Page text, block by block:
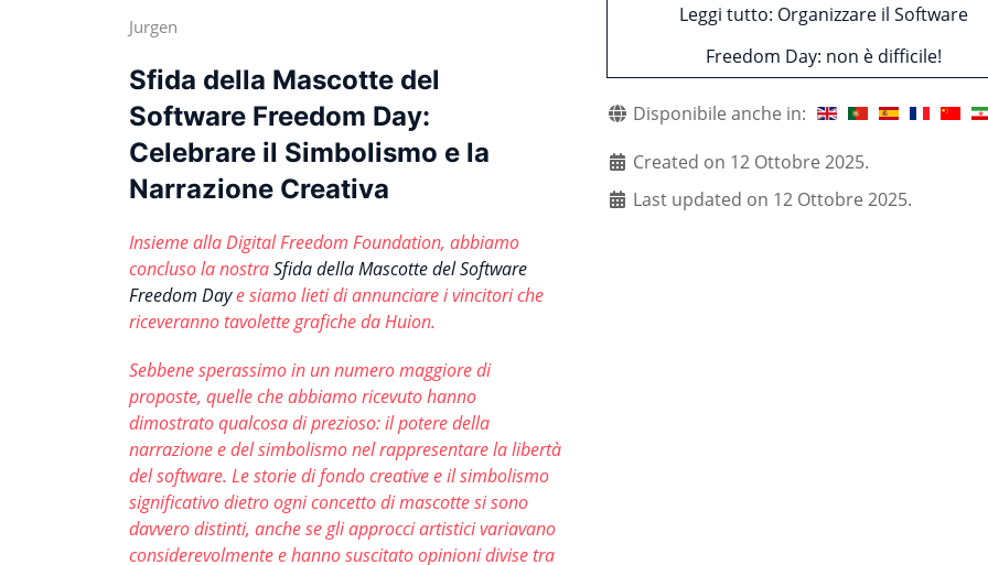
Jurgen
Sfida della Mascotte del
Software Freedom Day:
Celebrare il Simbolismo e la
Narrazione Creativa
Insieme alla Digital Freedom Foundation, abbiamo
concluso la nostraSfida della Mascotte del Software
Freedom Daye siamo lieti di annunciare i vincitori che
riceveranno tavolette grafiche da Huion.
Sebbene sperassimo in un numero maggiore di
proposte, quelle che abbiamo ricevuto hanno
dimostrato qualcosa di prezioso: il potere della
narrazione e del simbolismo nel rappresentare la libertà
del software. Le storie di fondo creative e il simbolismo
significativo dietro ogni concetto di mascotte si sono
davvero distinti, anche se gli approcci artistici variavano
considerevolmente e hanno suscitato opinioni divise tra
Leggi tutto: Organizzare il Software
Freedom Day: non è difficile!
Disponibile anche in:
Created on 12 Ottobre 2025.
Last updated on 12 Ottobre 2025.